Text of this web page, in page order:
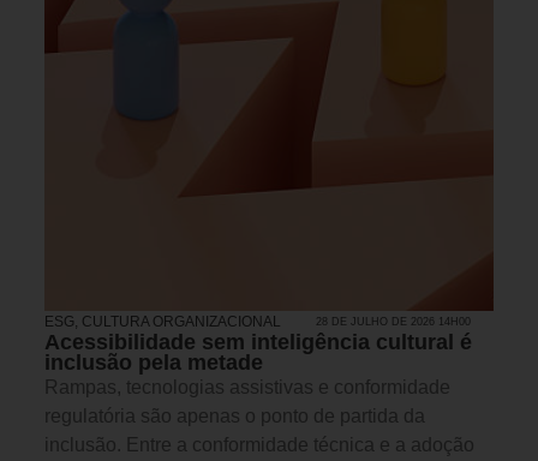
ESG CULTURA ORGANIZACIONAL 28 DE JULHO DE 2026 14H00
Acessibilidade sem inteligência cultural é
inclusão pela metade
Rampas, tecnologias assistivas e conformidade
regulatória são apenas o ponto de partida da
inclusão. Entre a conformidade técnica e a adoção